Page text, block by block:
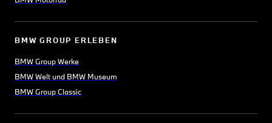
BMW GROUP ERLEBEN
BMW Group Werke
BMW Welt und BMW Museum
BMW Group Classic